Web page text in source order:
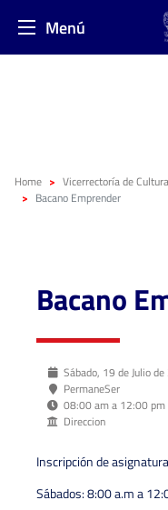
Menú
Home Vicerrectoría de
Bacano Emprender
Bacano
Sábado, 19 de Julio
PermaneSer
08:00 am a 12:00 pm
Direccion
Inscripción de
Sábados: 8:00 a.m a